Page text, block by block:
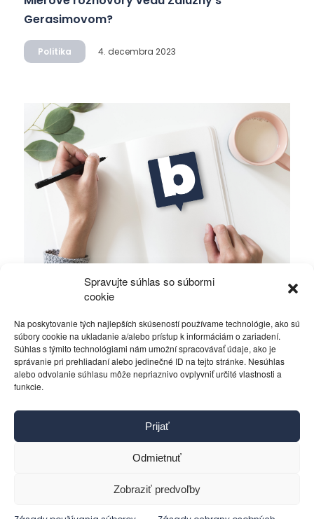
Spravujte súhlas so súbormi
cookie
Na poskytovanie tých najlepších skúseností používame technológie, ako sú
súbory cookie na ukladanie a/alebo prístup k informáciám o zariadení.
Súhlas s týmito technológiami nám umožní spracovávať údaje, ako je
správanie pri prehliadaní alebo jedinečné ID na tejto stránke. Nesúhlas
alebo odvolanie súhlasu môže nepriaznivo ovplyvniť určité vlastnosti a
funkcie.
Prijať
Odmietnuť
Zobraziť predvoľby
Gerasimovom?
Politika 4. decembra 2023
Ficova vláda a médiá…
Politika 4. decembra 2023
Kontakt
Pravidlá používania
Ochrana osobných údajov